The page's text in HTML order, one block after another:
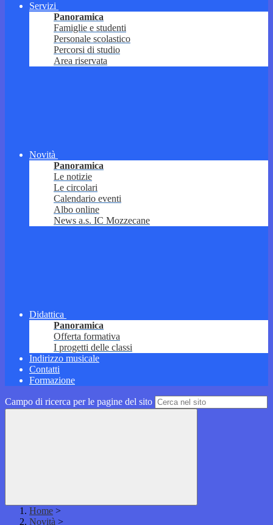
Servizi
Panoramica
Famiglie e studenti
Personale scolastico
Percorsi di studio
Area riservata
Novità
Panoramica
Le notizie
Le circolari
Calendario eventi
Albo online
News a.s. IC Mozzecane
Didattica
Panoramica
Offerta formativa
I progetti delle classi
Indirizzo musicale
Contatti
Formazione
Campo di ricerca per le pagine del sito
Home >
Novità >